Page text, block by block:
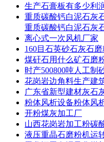
生产石膏板有多少利
重质碳酸钙白泥石灰
重质碳酸钙白泥石灰
离心式一次风机厂家
160目石英砂石灰石
煤矸石用什么矿石磨
时产500800吨人工制
花岗岩边角料生产建
广东省新型建材灰石
粉体风析设备粉体风
开粉煤灰加工厂
山西花岗岩加工粉碳
液压重晶石磨粉机运